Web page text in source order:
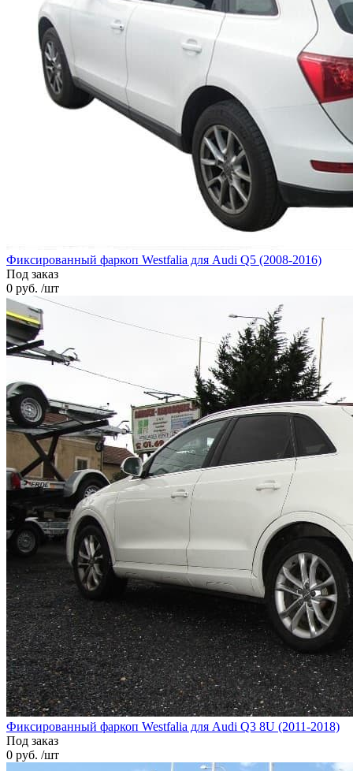
Фиксированный фаркоп Westfalia для Audi Q5 (2008-2016)
Под заказ
0 руб. /шт
Фиксированный фаркоп Westfalia для Audi Q3 8U (2011-2018)
Под заказ
0 руб. /шт